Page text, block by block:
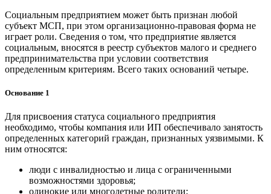
Социальным предприятием может быть признан любой
субъект МСП, при этом организационно-правовая форма не
играет роли. Сведения о том, что предприятие является
социальным, вносятся в реестр субъектов малого и среднего
предпринимательства при условии соответствия
определенным критериям. Всего таких оснований четыре.
Основание 1
Для присвоения статуса социального предприятия
необходимо, чтобы компания или ИП обеспечивало занятость
определенных категорий граждан, признанных уязвимыми. К
ним относятся:
люди с инвалидностью и лица с ограниченными
возможностями здоровья;
одинокие или многодетные родители;